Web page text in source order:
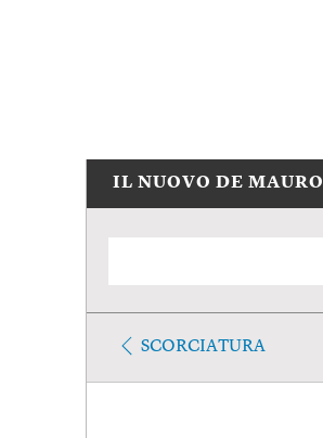
IL NUOVO DE MAURO
SCORCIATURA